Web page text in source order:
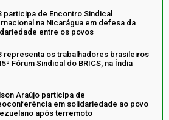
participa de Encontro Sindical
na Nicarágua em defesa da
entre os povos
representa os trabalhadores brasileiros
Fórum Sindical do BRICS, na Índia
Araújo participa de
em solidariedade ao povo
após terremoto